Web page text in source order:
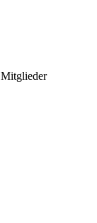
Mitglieder